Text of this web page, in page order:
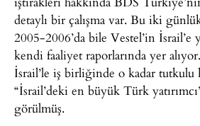
detaylı bir çalışma var. Bu iki
2005-2006’da bile Vestel’in İsrail’e
kendi faaliyet raporlarında yer
İsrail’le iş birliğinde o kadar tutkulu
“İsrail’deki en büyük Türk
görülmüş.